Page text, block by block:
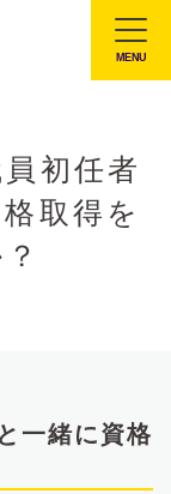
MENU
初任者
取得を
一緒に資格